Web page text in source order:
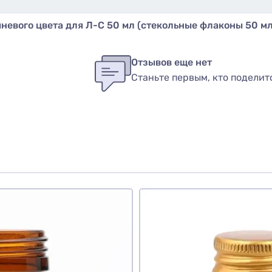
так и медицинских средств, став надежным
цвета для Л-С 50 мл (стекольные флаконы 50
Отзывов еще нет
Станьте первым, кто